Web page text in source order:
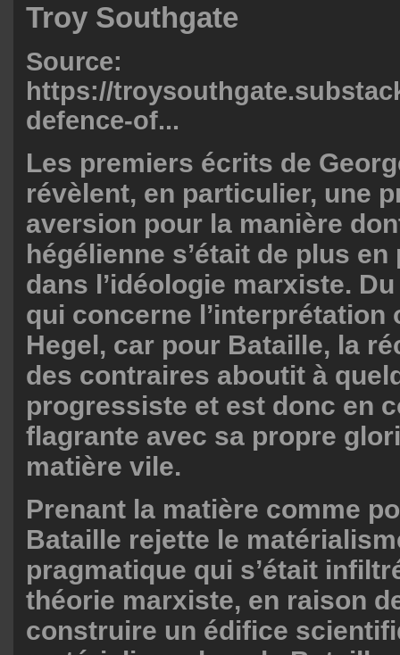
Troy Southgate
Source:
https://
defence-of...
Les premiers écrits de
révèlent, en particulier, une
aversion pour la manière
hégélienne s’était de plus
dans l’idéologie marxiste.
qui concerne l’interprétation
Hegel, car pour Bataille, la
des contraires aboutit à
progressiste et est donc en
flagrante avec sa propre
matière vile.
Prenant la matière comme
Bataille rejette le
pragmatique qui s’était
théorie marxiste, en raison
construire un édifice